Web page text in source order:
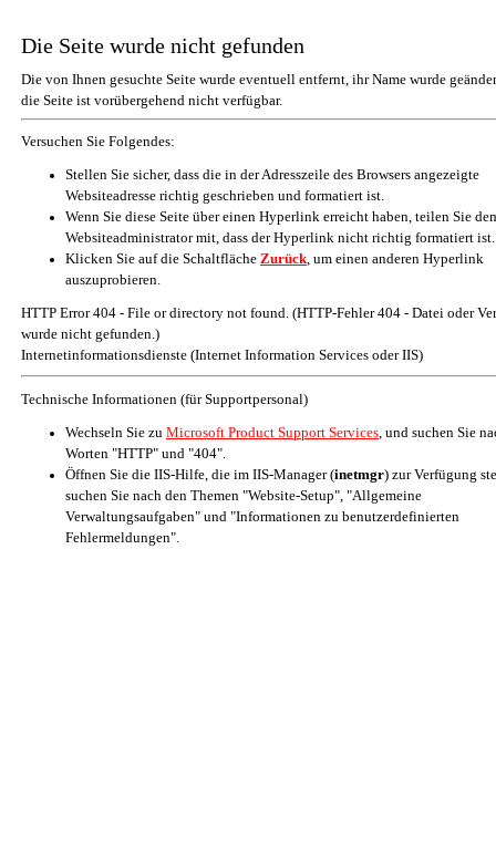
Die Seite wurde nicht gefunden
Die von Ihnen gesuchte Seite wurde eventuell entfernt, ihr Name wurde
die Seite ist vorübergehend nicht verfügbar.
Versuchen Sie Folgendes:
Stellen Sie sicher, dass die in der Adresszeile des Browsers angezeigte
Websiteadresse richtig geschrieben und formatiert ist.
Wenn Sie diese Seite über einen Hyperlink erreicht haben, teilen Sie
Websiteadministrator mit, dass der Hyperlink nicht richtig formatiert ist.
Klicken Sie auf die Schaltfläche Zurück, um einen anderen Hyperlink
auszuprobieren.
HTTP Error 404 - File or directory not found. (HTTP-Fehler 404 - Datei oder
wurde nicht gefunden.)
Internetinformationsdienste (Internet Information Services oder IIS)
Technische Informationen (für Supportpersonal)
Wechseln Sie zu Microsoft Product Support Services , und suchen Sie
Worten "HTTP" und "404".
Öffnen Sie die IIS-Hilfe, die im IIS-Manager (inetmgr) zur Verfügung
suchen Sie nach den Themen "Website-Setup", "Allgemeine
Verwaltungsaufgaben" und "Informationen zu benutzerdefinierten
Fehlermeldungen".